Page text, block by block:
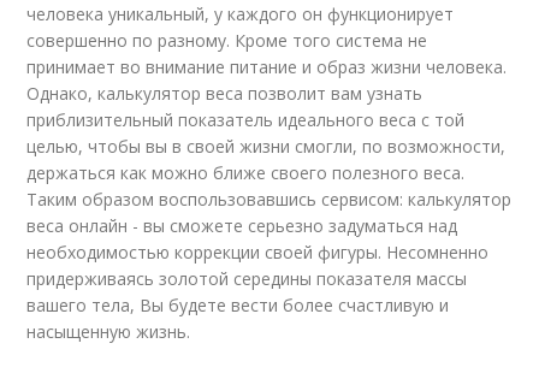
человека уникальный, у каждого он функционирует
совершенно по разному. Кроме того система не
принимает во внимание питание и образ жизни человека.
Однако, калькулятор веса позволит вам узнать
приблизительный показатель идеального веса с той
целью, чтобы вы в своей жизни смогли, по возможности,
держаться как можно ближе своего полезного веса.
Таким образом воспользовавшись сервисом: калькулятор
веса онлайн - вы сможете серьезно задуматься над
необходимостью коррекции своей фигуры. Несомненно
придерживаясь золотой середины показателя массы
вашего тела, Вы будете вести более счастливую и
насыщенную жизнь.